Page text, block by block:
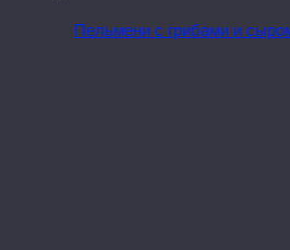
Пельмени с грибами и